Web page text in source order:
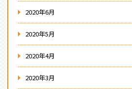
2020年6月
2020年5月
2020年4月
2020年3月